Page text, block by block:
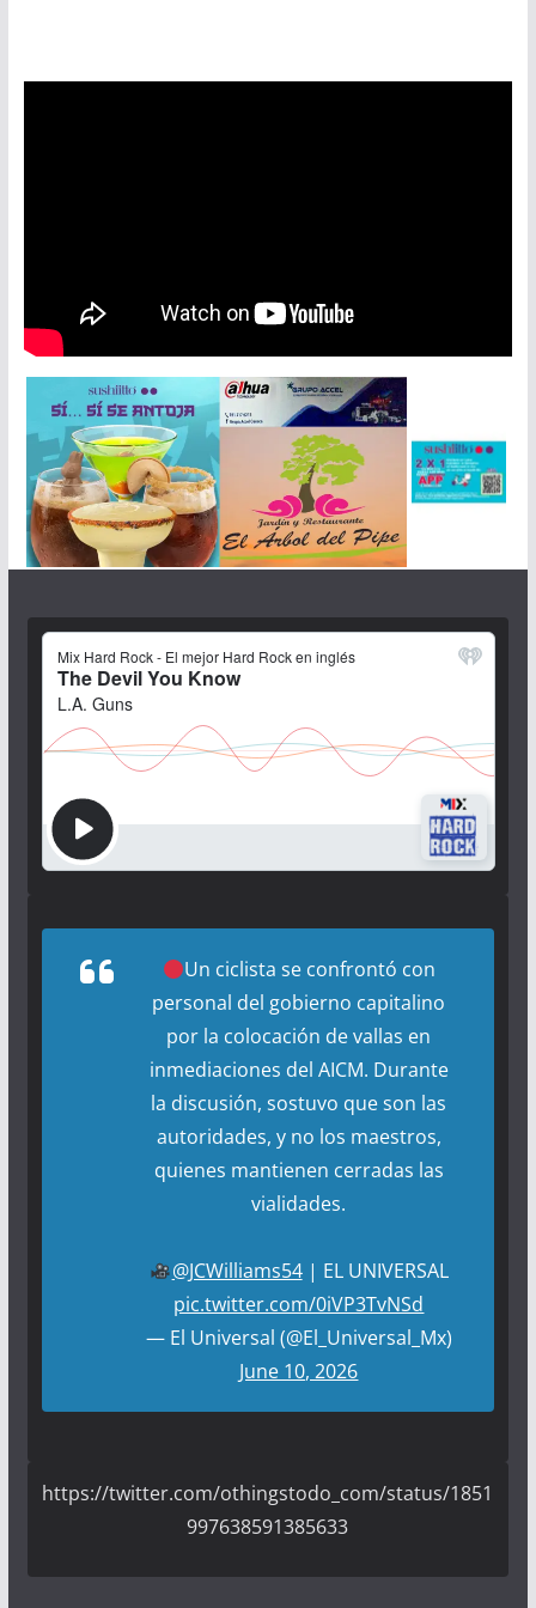
Un ciclista se confrontó con
personal del gobierno capitalino
por la colocación de vallas en
inmediaciones del AICM. Durante
la discusión, sostuvo que son las
autoridades, y no los maestros,
quienes mantienen cerradas las
vialidades.
@JCWilliams54| EL UNIVERSAL
pic.twitter.com/0iVP3TvNSd
— El Universal (@El_Universal_Mx)
June 10, 2026
https://twitter.com/othingstodo_com/status/1851
997638591385633